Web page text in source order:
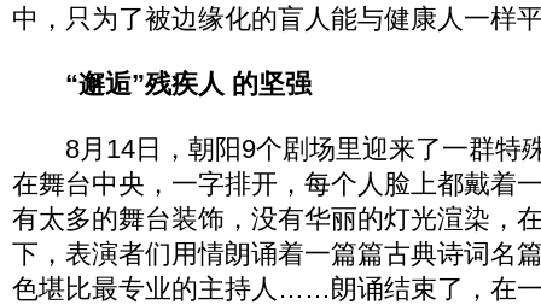
中，只为了被边缘化的盲人能与健康人一样
“邂逅”残疾人 的坚强
8月14日，朝阳9个剧场里迎来了一群特
在舞台中央，一字排开，每个人脸上都戴着
有太多的舞台装饰，没有华丽的灯光渲染，
下，表演者们用情朗诵着一篇篇古典诗词名
色堪比最专业的主持人……朗诵结束了，在